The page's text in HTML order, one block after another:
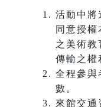
活動中將
同意授權
之美術教
傳輸之權
全程參與
數。
來館交通